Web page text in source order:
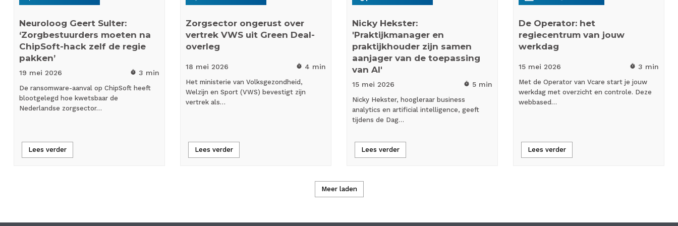
Neuroloog Geert Sulter:
‘Zorgbestuurders moeten na
ChipSoft-hack zelf de regie
pakken’
19 mei 2026 timer 3 min
De ransomware-aanval op ChipSoft heeft
blootgelegd hoe kwetsbaar de
Nederlandse zorgsector…
Lees verder
Zorgsector ongerust over
vertrek VWS uit Green Deal-
overleg
18 mei 2026 timer 4 min
Het ministerie van Volksgezondheid,
Welzijn en Sport (VWS) bevestigt zijn
vertrek als…
Lees verder
Nicky Hekster:
'Praktijkmanager en
praktijkhouder zijn samen
aanjager van de toepassing
van AI'
15 mei 2026 timer 5 min
Nicky Hekster, hoogleraar business
analytics en artificial intelligence, geeft
tijdens de Dag…
Lees verder
De Operator: het
regiecentrum van jouw
werkdag
15 mei 2026 timer 3 min
Met de Operator van Vcare start je jouw
werkdag met overzicht en controle. Deze
webbased…
Lees verder
Meer laden